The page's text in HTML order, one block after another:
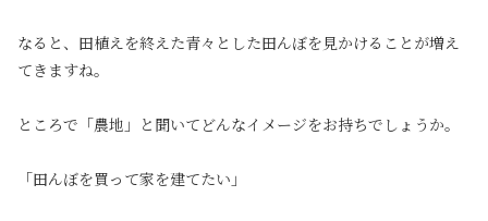
なると、田植えを終えた青々とした田んぼを見かけることが増え
てきますね。
ところで「農地」と聞いてどんなイメージをお持ちでしょうか。
「田んぼを買って家を建てたい」